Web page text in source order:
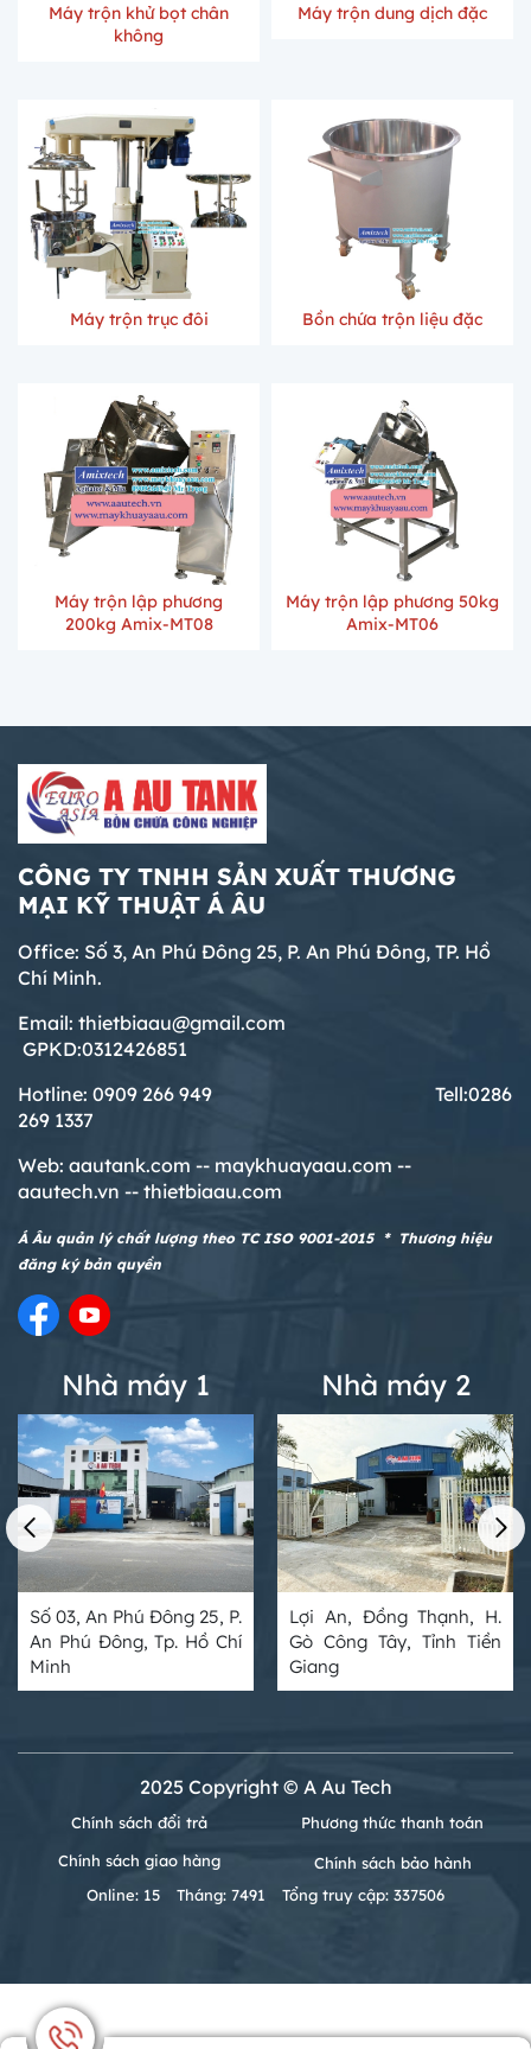
Máy trộn khử bọt chân
không
Máy trộn dung dịch đặc
Máy trộn trục đôi Bồn chứa trộn liệu đặc
Máy trộn lập phương
200kg Amix-MT08
Máy trộn lập phương 50kg
Amix-MT06
CÔNG TY TNHH SẢN XUẤT THƯƠNG
MẠI KỸ THUẬT Á ÂU
Office: Số 3, An Phú Đông 25, P. An Phú Đông, TP. Hồ
Chí Minh.
Email: thietbiaau@gmail.com
GPKD:0312426851
Hotline: 0909 266 949 Tell:0286
269 1337
Web: aautank.com -- maykhuayaau.com --
aautech.vn -- thietbiaau.com
Á Âu quản lý chất lượng theo TC ISO 9001-2015 * Thương hiệu
đăng ký bản quyền
Nhà máy 1
Số 03, An Phú Đông 25, P.
An Phú Đông, Tp. Hồ Chí
Minh
Nhà máy 2
Lợi An, Đồng Thạnh, H.
Gò Công Tây, Tỉnh Tiền
Giang
2025 Copyright © A Au Tech
Chính sách đổi trả
Phương thức thanh toán
Chính sách giao hàng
Chính sách bảo hành
Online: 15
Tháng: 7491 Tổng truy cập: 337506